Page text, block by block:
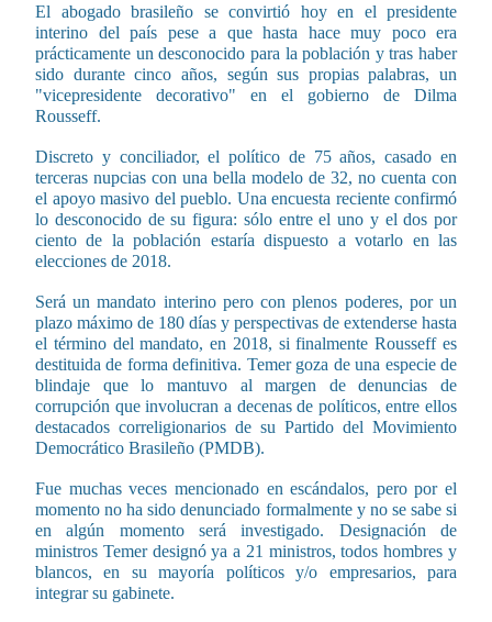
El abogado brasileño se convirtió hoy en el presidente
interino del país pese a que hasta hace muy poco era
prácticamente un desconocido para la población y tras haber
sido durante cinco años, según sus propias palabras, un
"vicepresidente decorativo" en el gobierno de Dilma
Rousseff.
Discreto y conciliador, el político de 75 años, casado en
terceras nupcias con una bella modelo de 32, no cuenta con
el apoyo masivo del pueblo. Una encuesta reciente confirmó
lo desconocido de su figura: sólo entre el uno y el dos por
ciento de la población estaría dispuesto a votarlo en las
elecciones de 2018.
Será un mandato interino pero con plenos poderes, por un
plazo máximo de 180 días y perspectivas de extenderse hasta
el término del mandato, en 2018, si finalmente Rousseff es
destituida de forma definitiva. Temer goza de una especie de
blindaje que lo mantuvo al margen de denuncias de
corrupción que involucran a decenas de políticos, entre ellos
destacados correligionarios de su Partido del Movimiento
Democrático Brasileño (PMDB).
Fue muchas veces mencionado en escándalos, pero por el
momento no ha sido denunciado formalmente y no se sabe si
en algún momento será investigado. Designación de
ministros Temer designó ya a 21 ministros, todos hombres y
blancos, en su mayoría políticos y/o empresarios, para
integrar su gabinete.